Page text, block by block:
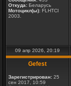
Откуда: Беларусь
Мотоцикл(ы): FLHTCI
2003.
09 апр 2026, 20:19
Gefest
Зарегистрирован: 25
сен 2017, 10:59